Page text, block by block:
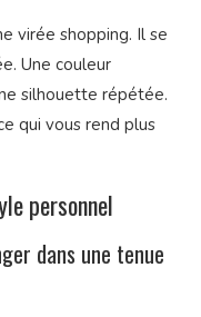
virée shopping. Il se
Une couleur
silhouette répétée.
qui vous rend plus
personnel
dans une tenue